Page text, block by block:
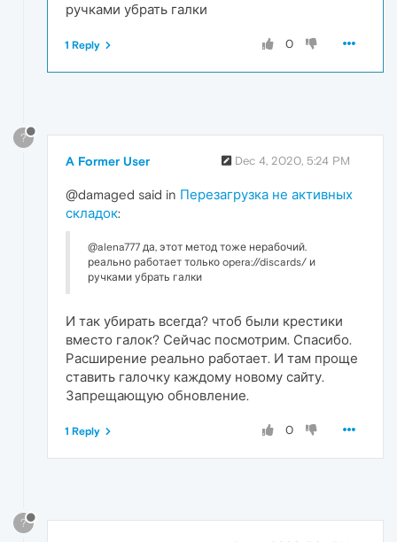
ручками убрать галки
0
1 Reply
?
A Former User Dec 4, 2020, 5:24 PM
@damaged said in Перезагрузка не активных
складок:
@alena777 да, этот метод тоже нерабочий.
реально работает только opera://discards/ и
ручками убрать галки
И так убирать всегда? чтоб были крестики
вместо галок? Сейчас посмотрим. Спасибо.
Расширение реально работает. И там проще
ставить галочку каждому новому сайту.
Запрещающую обновление.
0
1 Reply
?